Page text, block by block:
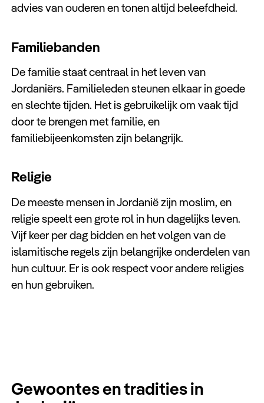
advies van ouderen en tonen altijd beleefdheid.
Familiebanden
De familie staat centraal in het leven van
Jordaniërs. Familieleden steunen elkaar in goede
en slechte tijden. Het is gebruikelijk om vaak tijd
door te brengen met familie, en
familiebijeenkomsten zijn belangrijk.
Religie
De meeste mensen in Jordanië zijn moslim, en
religie speelt een grote rol in hun dagelijks leven.
Vijf keer per dag bidden en het volgen van de
islamitische regels zijn belangrijke onderdelen van
hun cultuur. Er is ook respect voor andere religies
en hun gebruiken.
Gewoontes en tradities in